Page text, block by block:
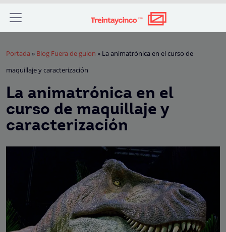
Portada » Blog Fuera de guion » La animatrónica en el curso de
maquillaje y caracterización
La animatrónica en el
curso de maquillaje y
caracterización